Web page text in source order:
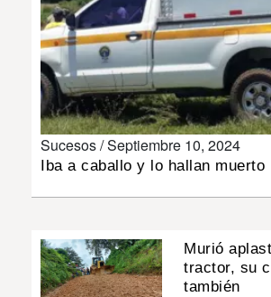
IMPRESO
Sucesos /Septiembre 10, 2024
Iba a caballo y lo hallan muerto
Murió
tractor, su
también